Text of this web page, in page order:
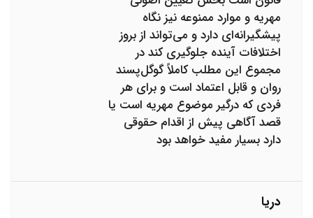
مهریه و موارد ممنوعه نیز نگاه
پیشگیرانه‌ای دارد و می‌تواند از بروز
اختلافات آینده جلوگیری کند در
مجموع این مطلب کاملاً گوگل‌پسند
روان و قابل اعتماد است و برای هر
فردی که درگیر موضوع مهریه است یا
قصد آگاهی پیش از اقدام حقوقی
دارد بسیار مفید خواهد بود
دریا